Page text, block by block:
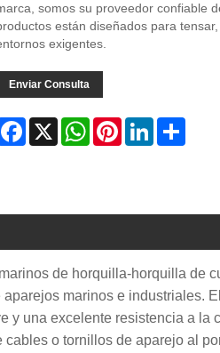
somos su proveedor confiable
están diseñados para
exigentes.
Enviar Consulta
Facebook
X WhatsAppPinterestLinkedInShare
de horquilla-horquilla de
marinos e industriales.
y una excelente resistencia a la
o tornillos de aparejo al